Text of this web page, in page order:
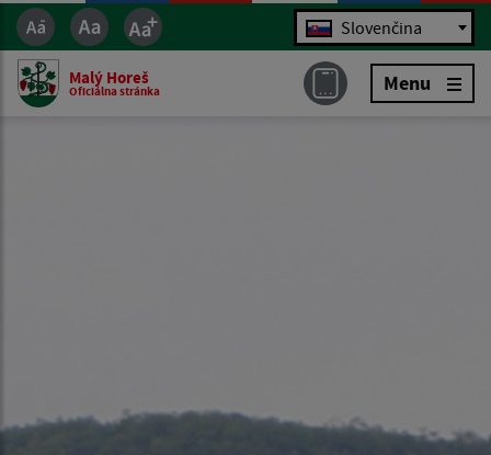
Jazyk Slovenčina
Malý Horeš
Oficiálna stránka Menu